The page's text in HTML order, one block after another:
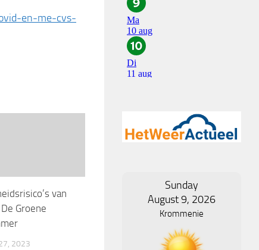
en-me-cvs-
van
Groene
2023
Sunday
August 9, 2026
Krommenie